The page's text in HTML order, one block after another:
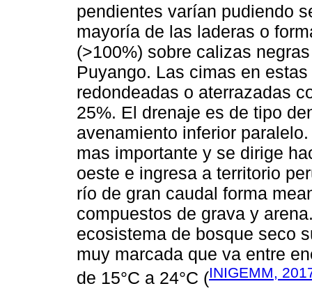
pendientes varían pudiendo
mayoría de las laderas o
(>100%) sobre calizas
Puyango. Las cimas en
redondeadas o aterrazadas
25%. El drenaje es de tipo
avenamiento inferior
mas importante y se dirige
oeste e ingresa a territorio
río de gran caudal forma
compuestos de grava y
ecosistema de bosque seco
muy marcada que va entre
de 15°C a 24°C (INIGEMM,